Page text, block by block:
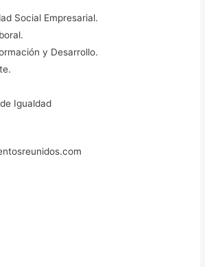
Social Empresarial.
y Desarrollo.
Igualdad